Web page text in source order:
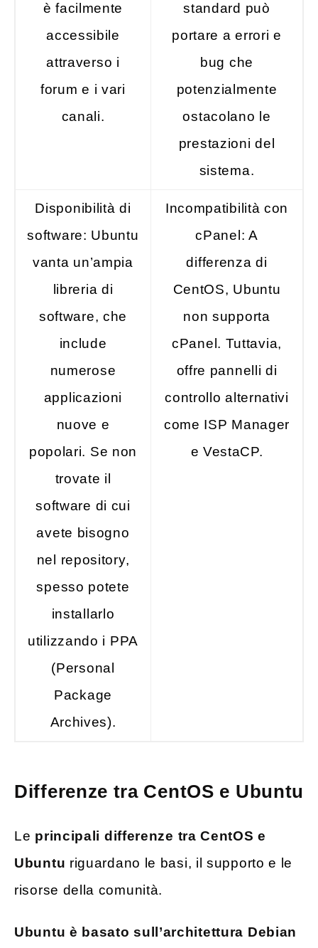
è facilmente
accessibile
attraverso i
forum e i vari
canali.
standard può
portare a errori e
bug che
potenzialmente
ostacolano le
prestazioni del
sistema.
Disponibilità di
software: Ubuntu
vanta un’ampia
libreria di
software, che
include
numerose
applicazioni
nuove e
popolari. Se non
trovate il
software di cui
avete bisogno
nel repository,
spesso potete
installarlo
utilizzando i PPA
(Personal
Package
Archives).
Incompatibilità con
cPanel: A
differenza di
CentOS, Ubuntu
non supporta
cPanel. Tuttavia,
offre pannelli di
controllo alternativi
come ISP Manager
e VestaCP.
Differenze tra CentOS e Ubuntu
Le principali differenze tra CentOS e
Ubuntu riguardano le basi, il supporto e le
risorse della comunità.
Ubuntu è basato sull’architettura Debian